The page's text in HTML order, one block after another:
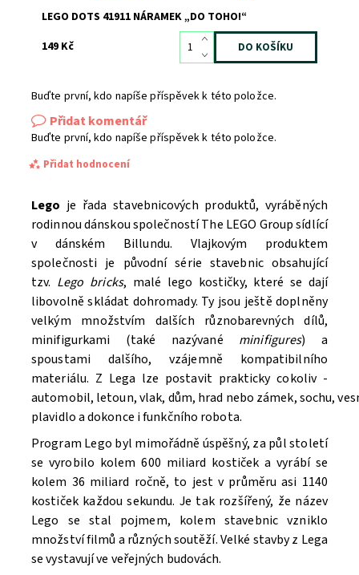
LEGO DOTS 41911 NÁRAMEK „DO TOHO!“
149 Kč
Buďte první, kdo napíše příspěvek k této položce.
Přidat komentář
Buďte první, kdo napíše příspěvek k této položce.
Přidat hodnocení
Souhlasím seZpracováním osobních údajů.
Lego je řada stavebnicových produktů, vyráběných
rodinnou dánskou společností The LEGO Group sídlící
v dánském Billundu. Vlajkovým produktem
společnosti je původní série stavebnic obsahující
tzv. Lego bricks, malé lego kostičky, které se dají
libovolně skládat dohromady. Ty jsou ještě doplněny
velkým množstvím dalších různobarevných dílů,
minifigurkami (také nazývané minifigures) a
spoustami dalšího, vzájemně kompatibilního
materiálu. Z Lega lze postavit prakticky cokoliv -
automobil, letoun, vlak, dům, hrad nebo zámek, sochu,
plavidlo a dokonce i funkčního robota.
Program Lego byl mimořádně úspěšný, za půl století
se vyrobilo kolem 600 miliard kostiček a vyrábí se
kolem 36 miliard ročně, to jest v průměru asi 1140
kostiček každou sekundu. Je tak rozšířený, že název
Lego se stal pojmem, kolem stavebnic vzniklo
množství filmů a různých soutěží. Velké stavby z Lega
se vystavují ve veřejných budovách.